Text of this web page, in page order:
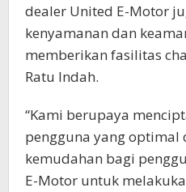
dealer United E-Motor
kenyamanan dan
memberikan fasilitas
Ratu Indah.
“Kami berupaya
pengguna yang optimal
kemudahan bagi
E-Motor untuk